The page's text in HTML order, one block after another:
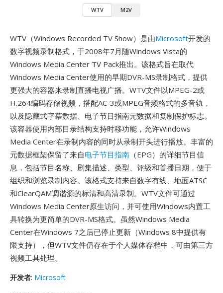
WTV M2V
WTV（Windows Recorded TV Show）是由Microsoft开发的
数字视频录制格式，于2008年7月随Windows Vista的
Windows Media Center TV Pack推出。该格式旨在取代
Windows Media Center使用的早期DVR-MS录制格式，提供
更强大的容器来录制直播电视广播。WTV文件以MPEG-2或
H.264编码存储视频，搭配AC-3或MPEG音频格式的多音轨，
以及隐藏式字幕数据、电子节目指南元数据和复制保护标志。
该容器使用内部目录结构支持时移功能，允许Windows
Media Center在录制内容的同时从录制开头进行播放。丰富的
元数据框架保留了来自电子节目指南 （EPG）的详细节目信
息，包括节目名称、剧集描述、类型、评级和首播日期，便于
组织和浏览录制内容。该格式支持来自数字有线、地面ATSC
和ClearQAM调谐源的标清和高清录制。WTV文件可通过
Windows Media Center原生访问，并可使用Windows内置工
具转换为更简单的DVR-MS格式。虽然Windows Media
Center在Windows 7之后已停止更新（Windows 8中提供有
限支持），但WTV文件仍存在于个人媒体存档中，可由第三方
视频工具处理。
开发者: Microsoft